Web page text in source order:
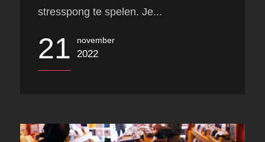
stresspong te spelen. Je...
21 november
2022